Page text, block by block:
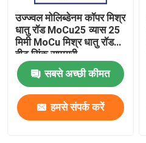
उज्ज्वल मोलिब्डेनम कॉपर मिश्र
धातु रॉड MoCu25 व्यास 25
मिमी MoCu मिश्र धातु रॉड
हीट सिंक सामग्री
सबसे अच्छी कीमत
हमसे संपर्क करें